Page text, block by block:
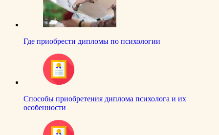
Где приобрести дипломы по психологии
Способы приобретения диплома психолога и их
особенности